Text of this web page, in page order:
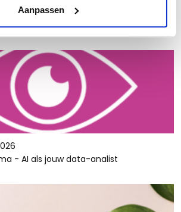
Aanpassen
- AI als jouw data-analist